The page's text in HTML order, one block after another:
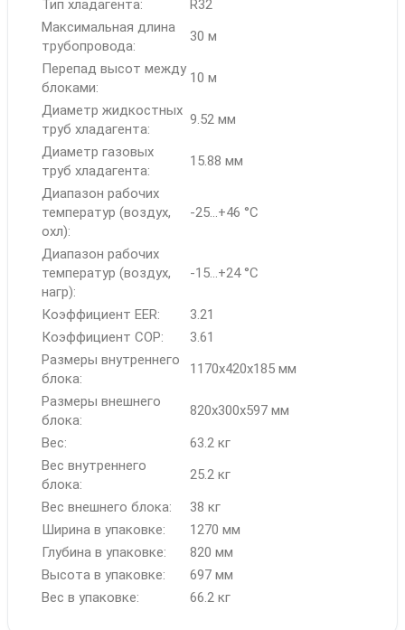
Тип хладагента:
R32
Максимальная длина
трубопровода:
30 м
Перепад высот между
блоками:
10 м
Диаметр жидкостных
труб хладагента:
9.52 мм
Диаметр газовых
труб хладагента:
15.88 мм
Диапазон рабочих
температур (воздух,
охл):
-25...+46 °C
Диапазон рабочих
температур (воздух,
нагр):
-15...+24 °C
Коэффициент EER:
3.21
Коэффициент COP:
3.61
Размеры внутреннего
блока:
1170x420x185 мм
Размеры внешнего
блока:
820x300x597 мм
Вес:
63.2 кг
Вес внутреннего
блока:
25.2 кг
Вес внешнего блока:
38 кг
Ширина в упаковке:
1270 мм
Глубина в упаковке:
820 мм
Высота в упаковке:
697 мм
Вес в упаковке:
66.2 кг